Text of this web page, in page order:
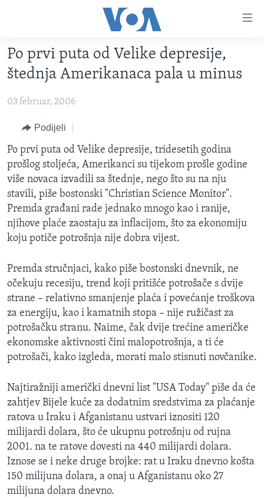
glavni
sadržaj
na
navigaciju
Idi
na
pretragu
TV PROGRAM
FOTOGRAFIJE DANA
VIJESTI
SJEDINJENE AMERIČKE DRŽAVE
BOSNA I HERCEGOVINA
SVIJET
NAUKA I TEHNOLOGIJA
SPECIJALNI PROJEKTI
KORUPCIJA
SLOBODA MEDIJA
ŽENSKA STRANA
MAGAZIN
O GLASU AMERIKE
Learning English
PRATITE NAS
Jezici
Po prvi puta od Velike depresije,
štednja Amerikanaca pala u minus
03 februar, 2006
Podijeli
Po prvi puta od Velike depresije, tridesetih godina
prošlog stoljeća, Amerikanci su tijekom prošle godine
više novaca izvadili sa štednje, nego što su na nju
stavili, piše bostonski "Christian Science Monitor".
Premda građani rade jednako mnogo kao i ranije,
njihove plaće zaostaju za inflacijom, što za ekonomiju
koju potiče potrošnja nije dobra vijest.
Premda stručnjaci, kako piše bostonski dnevnik, ne
očekuju recesiju, trend koji pritišće potrošače s dvije
strane – relativno smanjenje plaća i povećanje troškova
za energiju, kao i kamatnih stopa – nije ružičast za
potrošačku stranu. Naime, čak dvije trećine američke
ekonomske aktivnosti čini malopotrošnja, a ti će
potrošači, kako izgleda, morati malo stisnuti novčanike.
Najtiražniji američki dnevni list "USA Today" piše da će
zahtjev Bijele kuće za dodatnim sredstvima za plaćanje
ratova u Iraku i Afganistanu ustvari iznositi 120
milijardi dolara, što će ukupnu potrošnju od rujna
2001. na te ratove dovesti na 440 milijardi dolara.
Iznose se i neke druge brojke: rat u Iraku dnevno košta
150 milijuna dolara, a onaj u Afganistanu oko 27
milijuna dolara dnevno.